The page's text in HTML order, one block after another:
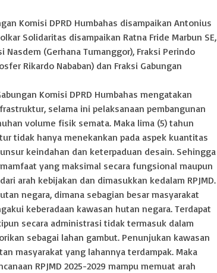
Komisi DPRD Humbahas disampaikan Antonius
Solidaritas disampaikan Ratna Fride Marbun SE,
Nasdem (Gerhana Tumanggor), Fraksi Perindo
Rikardo Nababan) dan Fraksi Gabungan
Komisi DPRD Humbahas mengatakan
selama ini pelaksanaan pembangunan
volume fisik semata. Maka lima (5) tahun
tidak hanya menekankan pada aspek kuantitas
keindahan dan keterpaduan desain. Sehingga
yang maksimal secara fungsional maupun
arah kebijakan dan dimasukkan kedalam RPJMD.
negara, dimana sebagian besar masyarakat
keberadaan kawasan hutan negara. Terdapat
secara administrasi tidak termasuk dalam
sebagai lahan gambut. Penunjukan kawasan
masyarakat yang lahannya terdampak. Maka
RPJMD 2025-2029 mampu memuat arah